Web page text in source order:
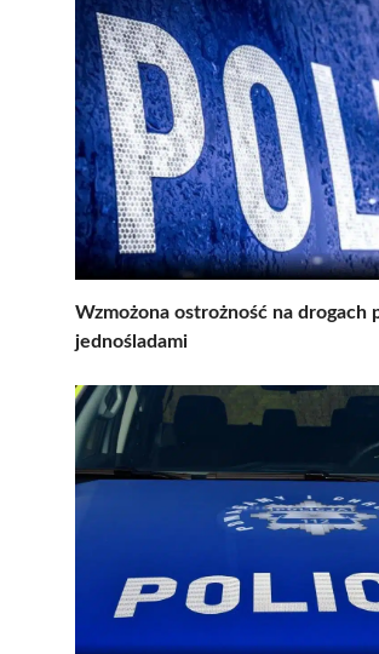
Wzmożona ostrożność na drogach
jednośladami